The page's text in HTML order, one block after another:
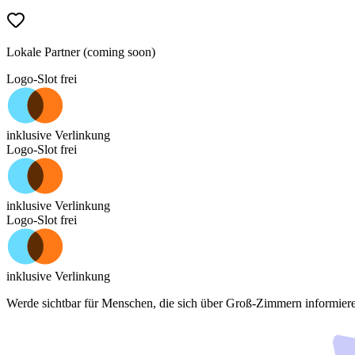
Lokale Partner (coming soon)
Logo-Slot frei
inklusive Verlinkung
Logo-Slot frei
inklusive Verlinkung
Logo-Slot frei
inklusive Verlinkung
Werde sichtbar für Menschen, die sich überGroß-Zimmern